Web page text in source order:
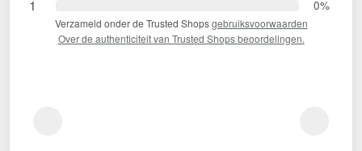
1 0%
Verzameld onder de Trusted Shopsgebruiksvoorwaarden
Over de authenticiteit van Trusted Shops beoordelingen.